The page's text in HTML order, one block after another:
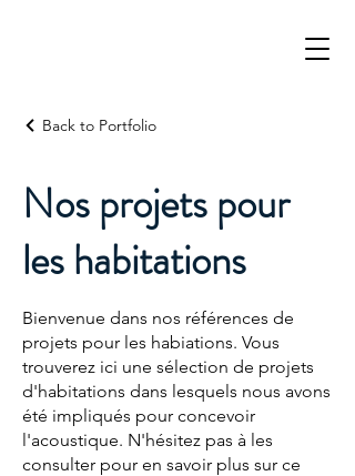
Back to Portfolio
Nos projets pour
les habitations
Bienvenue dans nos références de
projets pour les habiations. Vous
trouverez ici une sélection de projets
d'habitations dans lesquels nous avons
été impliqués pour concevoir
l'acoustique. N'hésitez pas à les
consulter pour en savoir plus sur ce